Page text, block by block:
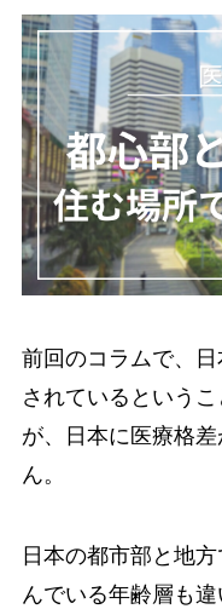
前回のコラムで、
されているという
が、日本に医療格
ん。
日本の都市部と地
んでいる年齢層も違